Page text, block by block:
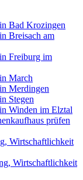
Bad Krozingen
Breisach am
Freiburg im
March
Merdingen
Stegen
Winden im Elztal
prüfen
Wirtschaftlichkeit
Wirtschaftlichkeit